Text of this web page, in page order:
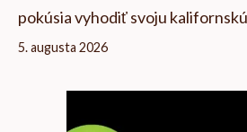
pokúsia vyhodiť svoju
5. augusta 2026